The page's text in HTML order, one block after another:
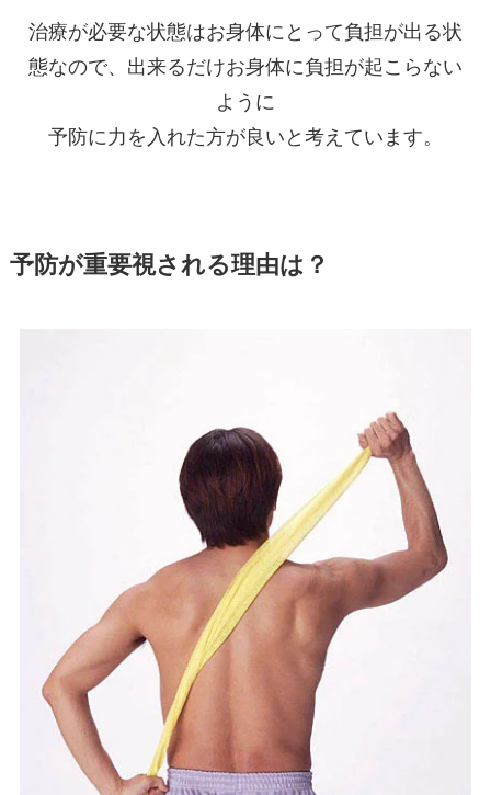
治療が必要な状態はお身体にとって負担が出る状
態なので、出来るだけお身体に負担が起こらない
ように
予防に力を入れた方が良いと考えています。
予防が重要視される理由は？